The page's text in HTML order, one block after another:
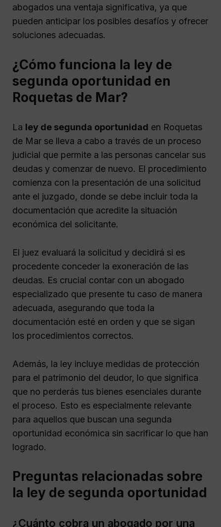
abogados una ventaja significativa, ya que
pueden anticipar los posibles desafíos y ofrecer
soluciones adecuadas.
¿Cómo funciona la ley de
segunda oportunidad en
Roquetas de Mar?
La ley de segunda oportunidad en Roquetas
de Mar se lleva a cabo a través de un proceso
judicial que permite a las personas cancelar sus
deudas y comenzar de nuevo. El procedimiento
comienza con la presentación de una solicitud
ante el juzgado, donde se debe incluir toda la
documentación que acredite la situación
económica del solicitante.
El juez evaluará la solicitud y decidirá si es
procedente conceder la exoneración de las
deudas. Es crucial contar con un abogado
especializado que presente tu caso de manera
adecuada, asegurando que toda la
documentación esté en orden y que se sigan
los procedimientos correctos.
Además, la ley incluye medidas de protección
para el patrimonio del deudor, lo que significa
que no perderás tus bienes esenciales durante
el proceso. Esto es especialmente relevante
para aquellos que buscan una segunda
oportunidad económica sin sacrificar lo que han
logrado.
Preguntas relacionadas sobre
la ley de segunda oportunidad
¿Cuánto cobra un abogado por una